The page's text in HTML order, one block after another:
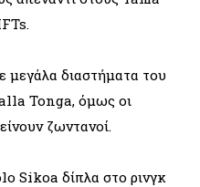
μεγάλα διαστήματα του
Tonga, όμως οι
ζωντανοί.
Sikoa δίπλα στο ρινγκ